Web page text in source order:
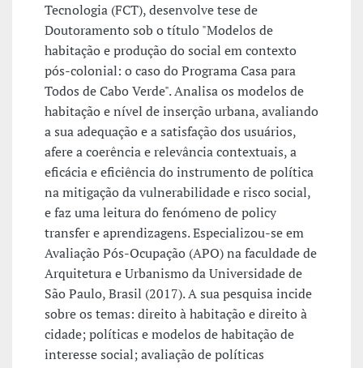
Tecnologia (FCT), desenvolve tese de
Doutoramento sob o título "Modelos de
habitação e produção do social em contexto
pós-colonial: o caso do Programa Casa para
Todos de Cabo Verde". Analisa os modelos de
habitação e nível de inserção urbana, avaliando
a sua adequação e a satisfação dos usuários,
afere a coerência e relevância contextuais, a
eficácia e eficiência do instrumento de política
na mitigação da vulnerabilidade e risco social,
e faz uma leitura do fenómeno de policy
transfer e aprendizagens. Especializou-se em
Avaliação Pós-Ocupação (APO) na faculdade de
Arquitetura e Urbanismo da Universidade de
São Paulo, Brasil (2017). A sua pesquisa incide
sobre os temas: direito à habitação e direito à
cidade; políticas e modelos de habitação de
interesse social; avaliação de políticas